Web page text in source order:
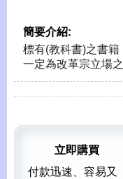
簡要介紹:
標有(教科書)之書
一定為改革宗立場之
立即購買
付款迅速、容易又